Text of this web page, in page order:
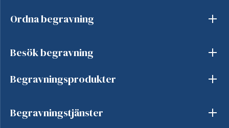
Ordna begravning
Besök begravning
Begravningsprodukter
Begravningstjänster